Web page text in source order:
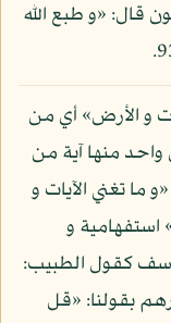
قال: «و طبع الله
و الأرض» أي من
منها آية من
ما تغني الآيات و
استفهامية و
كقول الطبيب:
بقولنا: «قل